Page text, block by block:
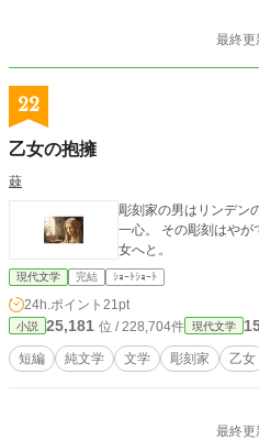
最終更
22
乙女の抱擁
蕀
彫刻家の男はリンデン
一心。 その彫刻はやが
女へと。
現代文学 完結 ｼｮｰﾄｼｮｰﾄ
24h.ポイント 21pt
小説 25,181 位 / 228,704件 現代文学
短編 純文学 文学 彫刻家 乙女
最終